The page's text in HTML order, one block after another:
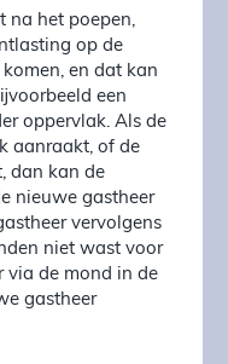
na het poepen,
op de
en dat kan
een
oppervlak. Als de
aanraakt, of de
dan kan de
nieuwe gastheer
vervolgens
niet wast voor
via de mond in de
gastheer